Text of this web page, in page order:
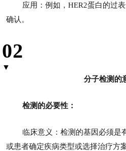
应用：例如，HER2蛋白的过
确认。
02
▼
分子检测的
检测的必要性：
临床意义：检测的基因必须是
或患者确定疾病类型或选择治疗方